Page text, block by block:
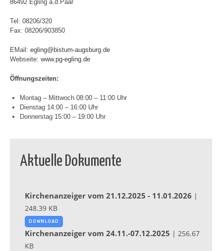
86492 Egling a.d.Paar
Tel: 08206/320
Fax: 08206/903850
EMail: egling@bistum-augsburg.de
Webseite: www.pg-egling.de
Öffnungszeiten:
Montag – Mittwoch 08:00 – 11:00 Uhr
Dienstag 14:00 – 16:00 Uhr
Donnerstag 15:00 – 19:00 Uhr
Aktuelle Dokumente
Kirchenanzeiger vom 21.12.2025 - 11.01.2026 |
248.39 KB
DOWNLOAD
Kirchenanzeiger vom 24.11.-07.12.2025 | 256.67
KB